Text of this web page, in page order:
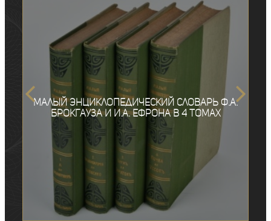
Малый энциклопедический словарь Ф.А.
Брокгауза и И.А. Ефрона в 4 томах